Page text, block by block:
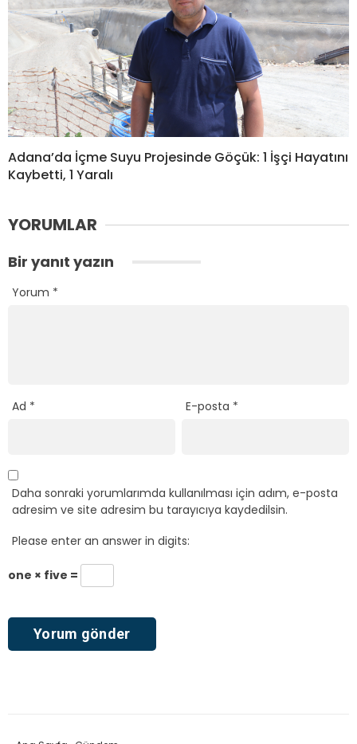
Adana’da İçme Suyu Projesinde Göçük: 1 İşçi Hayatını
Kaybetti, 1 Yaralı
YORUMLAR
Bir yanıt yazın
Yorum *
Ad * E-posta *
Daha sonraki yorumlarımda kullanılması için adım, e-posta
adresim ve site adresim bu tarayıcıya kaydedilsin.
Please enter an answer in digits:
one × five =